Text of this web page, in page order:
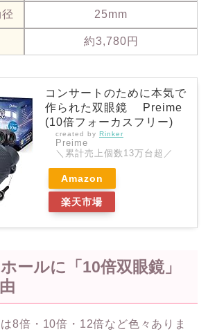
25mm
約3,780円
コンサートのために本気で
作られた双眼鏡 Preime
(10倍フォーカスフリー)
created by Rinker
Preime
＼累計売上個数13万台超／
Amazon
楽天市場
ールに「10倍双眼鏡」
8倍・10倍・12倍など色々ありま